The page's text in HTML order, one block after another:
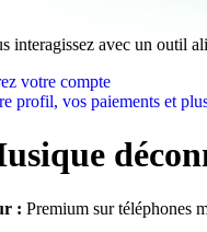
interagissez avec un outil
votre compte
profil, vos paiements et
: Premium sur téléphones